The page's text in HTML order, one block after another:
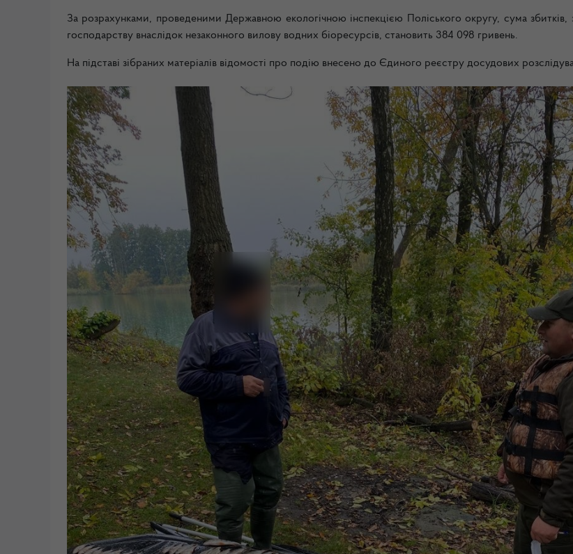
За розрахунками, проведеними Державною екологічною інспекцією Поліського округу, сума
господарству внаслідок незаконного вилову водних біоресурсів, становить 384 098 гривень.
На підставі зібраних матеріалів відомості про подію внесено до Єдиного реєстру досудових